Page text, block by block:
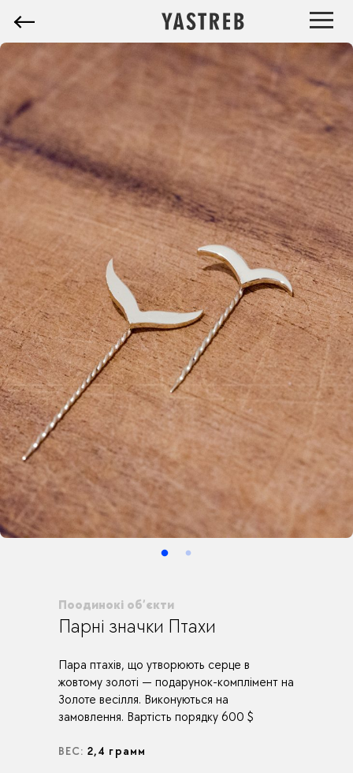
Поодинокі об’єкти
Парні значки Птахи
Пара птахів, що утворюють серце в
жовтому золоті — подарунок-комплімент на
Золоте весілля. Виконуються на
замовлення. Вартість порядку 600 $
ВЕС: 2,4 грамм